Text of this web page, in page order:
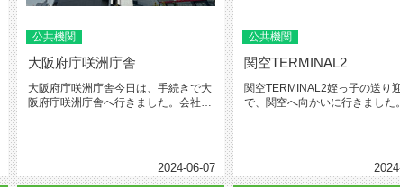
公共機関
大阪府庁咲洲庁舎
大阪府庁咲洲庁舎今日は、手続きで大
阪府庁咲洲庁舎へ行きました。会社の
2024-06-07
公共機関
関空TERMINAL2
関空TERMINAL2姪っ子の送り
で、関空へ向かいに行きました